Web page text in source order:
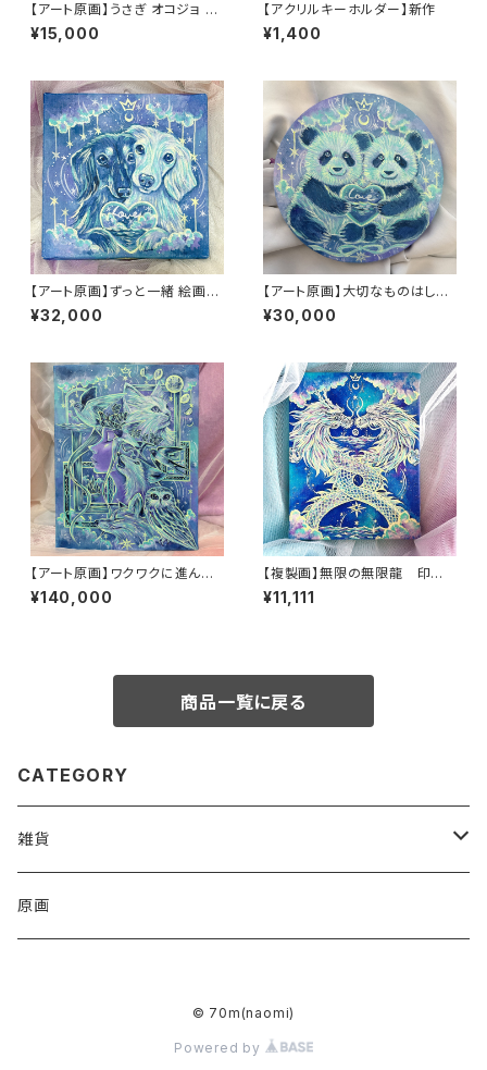
【アート原画】うさぎ オコジョ と
り 蝶々 お城 三角パネル 15cm
¥15,000
【アクリルキーホルダー】新作
¥1,400
【アート原画】ずっと一緒 絵画
¥32,000
【アート原画】大切なものはしっ
かりと抱えていようね パンダ
¥30,000
【アート原画】ワクワクに進んで
いく 1点もの アクリル画
¥140,000
【複製画】無限の無限龍 印
刷 可能性を広げる 木製パネ
ル 14cm×18cm
¥11,111
商品一覧に戻る
CATEGORY
雑貨
アクリルキーホルダー
原画
© 70m(naomi)
Powered by